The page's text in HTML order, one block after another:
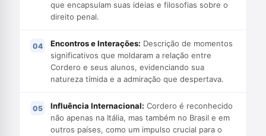
que encapsulam suas ideias e filosofias sobre o
direito penal.
Encontros e Interações: Descrição de momentos
significativos que moldaram a relação entre
Cordero e seus alunos, evidenciando sua
natureza tímida e a admiração que despertava.
Influência Internacional: Cordero é reconhecido
não apenas na Itália, mas também no Brasil e em
outros países, como um impulso crucial para o